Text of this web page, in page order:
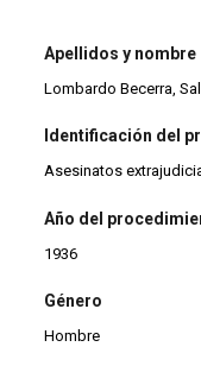
Apellidos y nombre
Lombardo Becerra,
Identificación del
Asesinatos
Año del
1936
Género
Hombre